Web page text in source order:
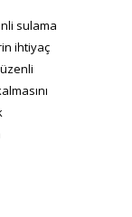
sulama
ihtiyaç